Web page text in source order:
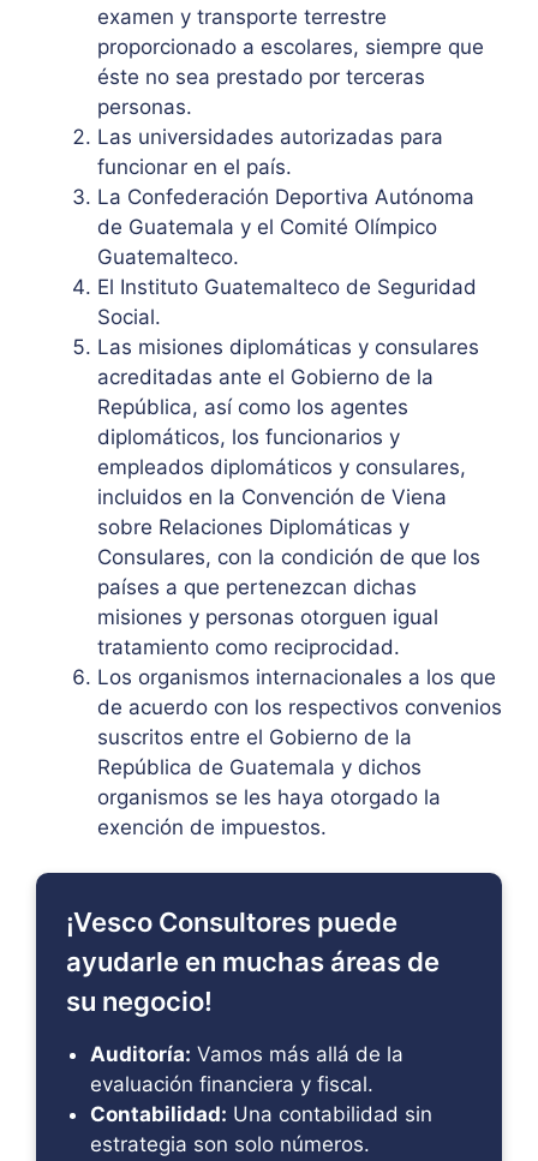
examen y transporte terrestre
proporcionado a escolares, siempre que
éste no sea prestado por terceras
personas.
Las universidades autorizadas para
funcionar en el país.
La Confederación Deportiva Autónoma
de Guatemala y el Comité Olímpico
Guatemalteco.
El Instituto Guatemalteco de Seguridad
Social.
Las misiones diplomáticas y consulares
acreditadas ante el Gobierno de la
República, así como los agentes
diplomáticos, los funcionarios y
empleados diplomáticos y consulares,
incluidos en la Convención de Viena
sobre Relaciones Diplomáticas y
Consulares, con la condición de que los
países a que pertenezcan dichas
misiones y personas otorguen igual
tratamiento como reciprocidad.
Los organismos internacionales a los que
de acuerdo con los respectivos convenios
suscritos entre el Gobierno de la
República de Guatemala y dichos
organismos se les haya otorgado la
exención de impuestos.
¡Vesco Consultores puede
ayudarle en muchas áreas de
su negocio!
Auditoría: Vamos más allá de la
evaluación financiera y fiscal.
Contabilidad: Una contabilidad sin
estrategia son solo números.